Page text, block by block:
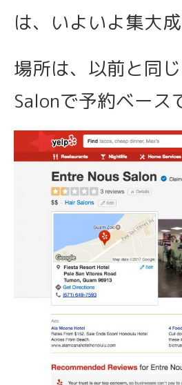
は、いよいよ集大
場所は、以前と同
Salonで予約ベース